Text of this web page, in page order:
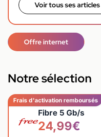
Voir tous ses articles
Offre internet
Notre sélection
Frais d'activation remboursés
Fibre 5 Gb/s
24,99€